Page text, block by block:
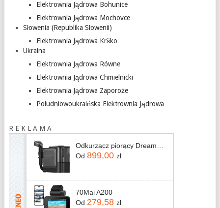
Elektrownia Jądrowa Bohunice
Elektrownia Jądrowa Mochovce
Słowenia (Republika Słowenii)
Elektrownia Jądrowa Krško
Ukraina
Elektrownia Jądrowa Równe
Elektrownia Jądrowa Chmielnicki
Elektrownia Jądrowa Zaporoże
Południowoukraińska Elektrownia Jądrowa
R E K L A M A
Od 899,00 zł
70Mai A200
Od 279,58 zł